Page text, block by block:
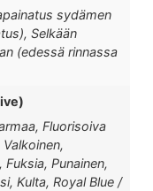
sydämen
Selkään
(edessä rinnassa
Fluorisoiva
Punainen,
Kulta, Royal Blue /